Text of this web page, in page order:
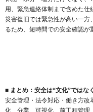
用、緊急連絡体制まで含めた仕
災害復旧では緊急性が高い一方
るため、短時間での安全確認が
■ まとめ：安全は“文化”ではな
安全管理・法令対応・働き方改
化、分業、可視化、前工程管理